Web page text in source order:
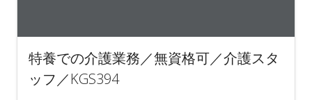
特養での介護業務／無資格可／介護スタ
ッフ／KGS394